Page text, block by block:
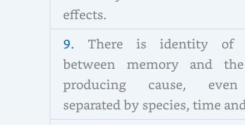
effects.
9. There is identity of
between memory and
producing cause,
separated by species, time